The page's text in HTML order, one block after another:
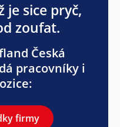
je sice pryč,
zoufat.
Česká
pracovníky i
firmy